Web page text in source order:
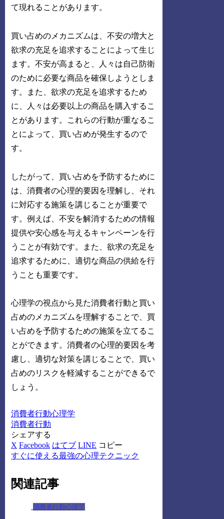
て現れることがあります。
買い占めのメカニズムは、不安の増大と
欲求の充足を追求することによって生じ
ます。不安が高まると、人々は自己防衛
のために必要な商品を確保しようとしま
す。また、欲求の充足を追求するため
に、人々は必要以上の商品を購入するこ
とがあります。これらの行動が重なるこ
とによって、買い占めが発生するので
す。
したがって、買い占めを予防するために
は、消費者の心理的要因を理解し、それ
に対応する施策を講じることが重要で
す。例えば、不安を解消するための情報
提供や安心感を与えるキャンペーンを行
うことが有効です。また、欲求の充足を
追求するために、適切な商品の供給を行
うことも重要です。
心理学の視点から見た消費者行動と買い
占めのメカニズムを理解することで、買
い占めを予防するための施策を立てるこ
とができます。消費者の心理的要因を考
慮し、適切な対策を講じることで、買い
占めのリスクを軽減することができるで
しょう。
消費者行動心理学
消費者行動
シェアする
X Facebook はてブ LINE コピー
すぐに使える最強の心理テクニック
関連記事
消費者行動心理学